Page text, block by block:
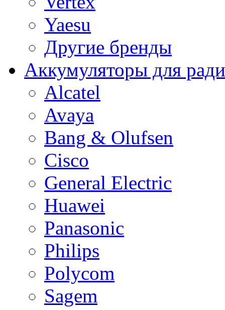
Yaesu
Другие бренды
Аккумуляторы для
Alcatel
Avaya
Bang & Olufsen
Cisco
General Electric
Huawei
Panasonic
Philips
Polycom
Sagem